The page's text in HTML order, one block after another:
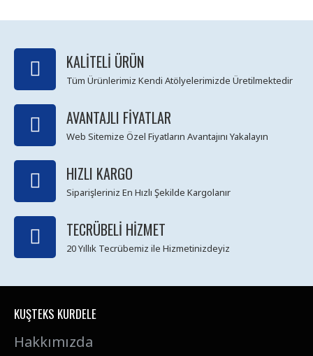
KALITELI ÜRÜN
Tüm Ürünlerimiz Kendi Atölyelerimizde Üretilmektedir
AVANTAJLI FIYATLAR
Web Sitemize Özel Fiyatların Avantajını Yakalayın
HIZLI KARGO
Siparişleriniz En Hızlı Şekilde Kargolanır
TECRÜBELI HIZMET
20 Yıllık Tecrübemiz ile Hizmetinizdeyiz
KUŞTEKS KURDELE
Hakkımızda